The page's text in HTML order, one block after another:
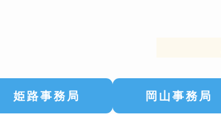
姫路事務局 岡山事務局